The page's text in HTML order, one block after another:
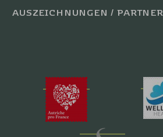
AUSZEICHNUNGEN / PARTNER